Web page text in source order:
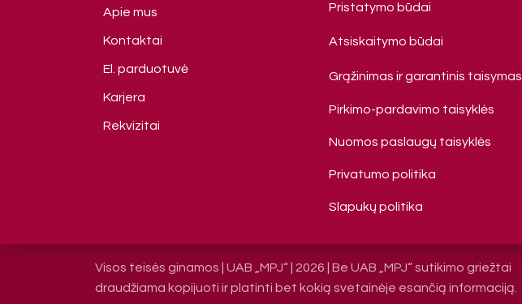
Apie mus
Kontaktai
El. parduotuvė
Karjera
Rekvizitai
Pristatymo būdai
Atsiskaitymo būdai
Grąžinimas ir garantinis taisymas
Pirkimo-pardavimo taisyklės
Nuomos paslaugų taisyklės
Privatumo politika
Slapukų politika
Visos teisės ginamos | UAB „MPJ“ | 2026 | Be UAB „MPJ“ sutikimo griežtai
draudžiama kopijuoti ir platinti bet kokią svetainėje esančią informaciją.